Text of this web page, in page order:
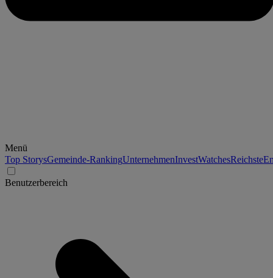
Menü
Top StorysGemeinde-RankingUnternehmenInvestWatchesReichste
Benutzerbereich